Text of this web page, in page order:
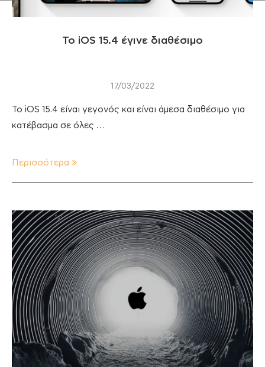
Το iOS 15.4 έγινε διαθέσιμο
17/03/2022
Το iOS 15.4 είναι γεγονός και είναι άμεσα διαθέσιμο για
κατέβασμα σε όλες …
Περισσότερα